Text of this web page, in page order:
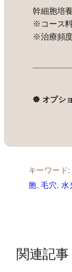
幹細胞培
※コース
※治療頻
𖣔 オプシ
キーワード:
胞, 毛穴, 水
関連記事